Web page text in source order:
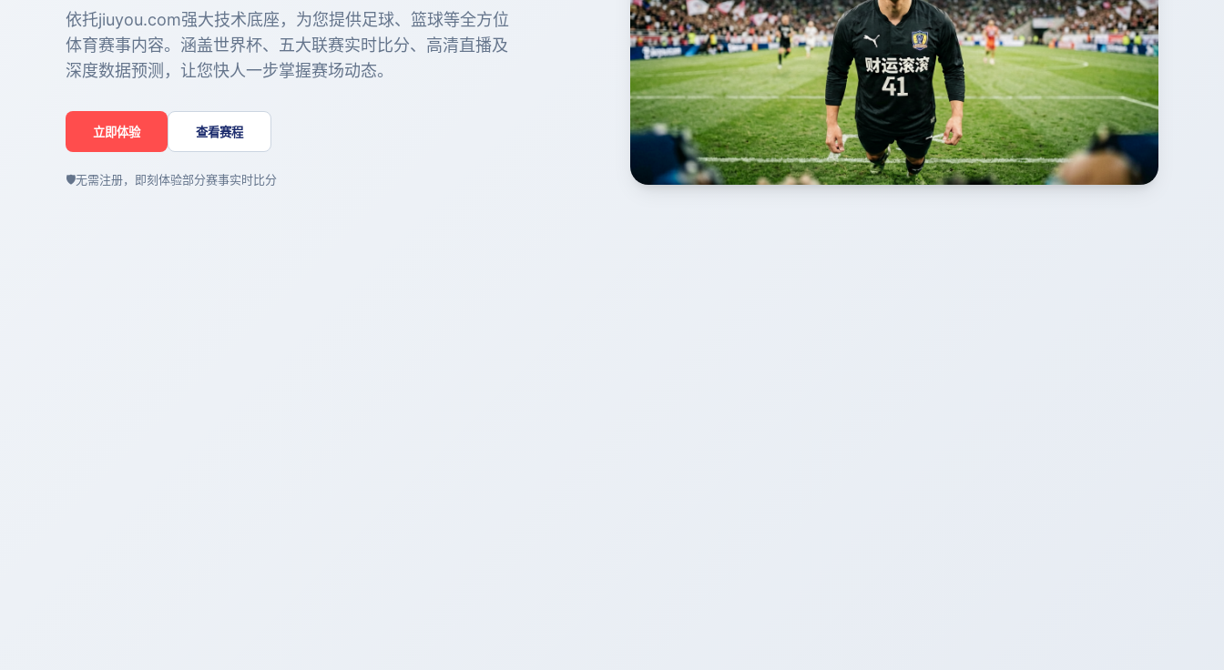
依托jiuyou.com强大技术底座，为您提供足球、篮球等全方位
体育赛事内容。涵盖世界杯、五大联赛实时比分、高清直播及
深度数据预测，让您快人一步掌握赛场动态。
立即体验 查看赛程
🛡️无需注册，即刻体验部分赛事实时比分